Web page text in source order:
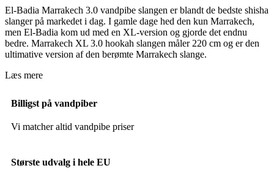
El-Badia Marrakech 3.0 vandpibe slangen er blandt de bedste shisha
slanger på markedet i dag. I gamle dage hed den kun Marrakech,
men El-Badia kom ud med en XL-version og gjorde det endnu
bedre. Marrakech XL 3.0 hookah slangen måler 220 cm og er den
ultimative version af den berømte Marrakech slange.
Læs mere
Billigst på vandpiber
Vi matcher altid vandpibe priser
Største udvalg i hele EU